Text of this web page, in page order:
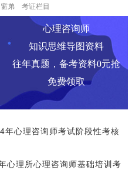
窗弟 考证栏目
心理咨询师
知识思维导图资料
往年真题，备考资料0元抢
免费领取
心理咨询师考试阶段性考核
心理所心理咨询师基础培训考